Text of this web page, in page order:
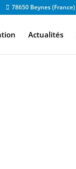
78650 Beynes (France)
Actualités